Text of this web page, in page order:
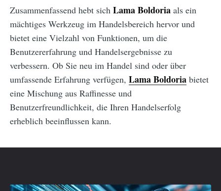
Zusammenfassend hebt sich Lama Boldoria als ein
mächtiges Werkzeug im Handelsbereich hervor und
bietet eine Vielzahl von Funktionen, um die
Benutzererfahrung und Handelsergebnisse zu
verbessern. Ob Sie neu im Handel sind oder über
umfassende Erfahrung verfügen, Lama Boldoria bietet
eine Mischung aus Raffinesse und
Benutzerfreundlichkeit, die Ihren Handelserfolg
erheblich beeinflussen kann.